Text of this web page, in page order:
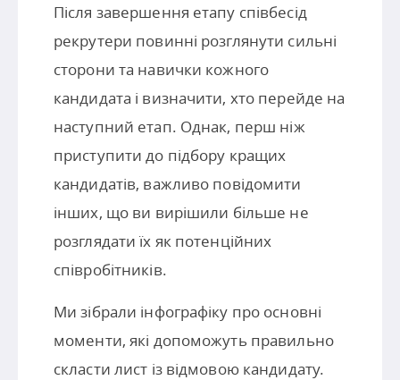
Після завершення етапу співбесід
рекрутери повинні розглянути сильні
сторони та навички кожного
кандидата і визначити, хто перейде на
наступний етап. Однак, перш ніж
приступити до підбору кращих
кандидатів, важливо повідомити
інших, що ви вирішили більше не
розглядати їх як потенційних
співробітників.
Ми зібрали інфографіку про основні
моменти, які допоможуть правильно
скласти лист із відмовою кандидату.